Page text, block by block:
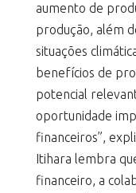
aumento de
produção, além
situações
benefícios de
potencial
oportunidade
financeiros”,
Itihara lembra
financeiro, a